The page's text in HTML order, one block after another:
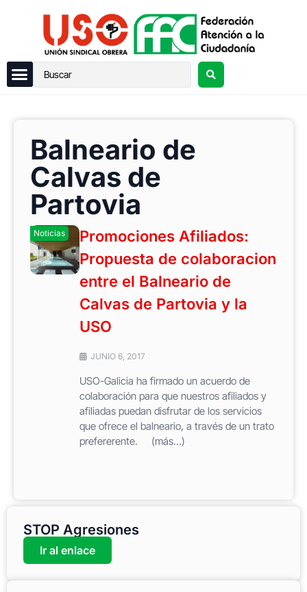
Balneario de
Calvas de
Partovia
Noticias
Promociones Afiliados:
Propuesta de colaboracion
entre el Balneario de
Calvas de Partovia y la
USO
JUNIO 6, 2017
USO-Galicia ha firmado un acuerdo de
colaboración para que nuestros afiliados y
afiliadas puedan disfrutar de los servicios
que ofrece el balneario, a través de un trato
prefererente. (más…)
STOP Agresiones
Ir al enlace